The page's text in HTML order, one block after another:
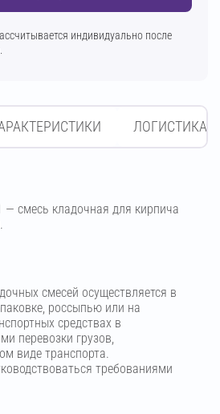
индивидуально после
ЛОГИСТИКА
— смесь кладочная для кирпича
смесей осуществляется в
россыпью или на
средствах в
перевозки грузов,
виде транспорта.
требованиями